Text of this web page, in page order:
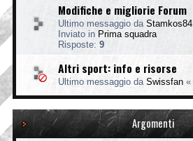
Modifiche e migliorie Forum
Ultimo messaggio da Stamkos84
Inviato in Prima squadra
Risposte: 9
Altri sport: info e risorse
Ultimo messaggio da Swissfan «
Argomenti